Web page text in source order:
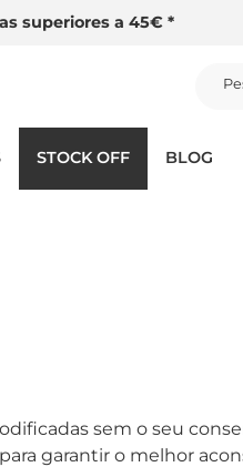
superiores a 45€ *
STOCK OFF BLOG
sem o seu
garantir o melhor